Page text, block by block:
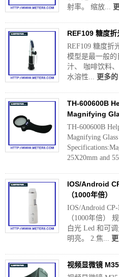
射率。 缩放...
REF109 糖度
REF109 糖度折
模型是最一般
汁、 咖啡饮料
水溶性... 更多的
TH-600600B
Magnifying
TH-600600B
Magnifying
25X20mm and
IOS/Android
（1000年倍）
IOS/Android
（1000年倍）
白光 Led 和可
明亮。 2.焦...
视频显微镜 M35